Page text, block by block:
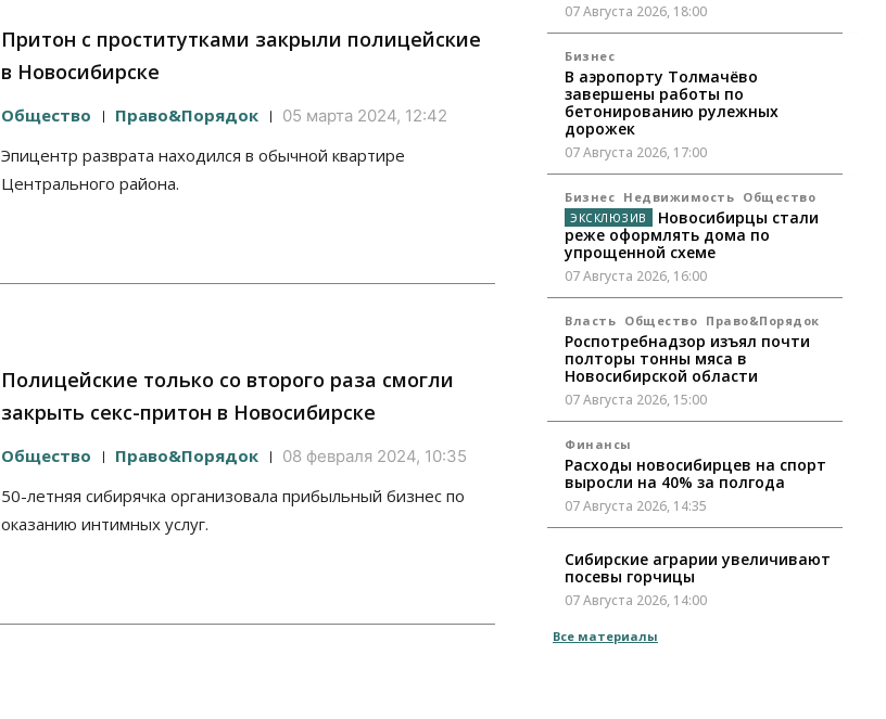
Притон с проститутками закрыли полицейские
в Новосибирске
Общество Право&Порядок 05 марта 2024, 12:42
Эпицентр разврата находился в обычной квартире
Центрального района.
Полицейские только со второго раза смогли
закрыть секс-притон в Новосибирске
Общество Право&Порядок 08 февраля 2024, 10:35
50-летняя сибирячка организовала прибыльный бизнес по
оказанию интимных услуг.
07 Августа 2026, 18:00
Бизнес
В аэропорту Толмачёво
завершены работы по
бетонированию рулежных
дорожек
07 Августа 2026, 17:00
Бизнес Недвижимость Общество
Новосибирцы стали
реже оформлять дома по
упрощенной схеме
07 Августа 2026, 16:00
Власть Общество Право&Порядок
Роспотребнадзор изъял почти
полторы тонны мяса в
Новосибирской области
07 Августа 2026, 15:00
Финансы
Расходы новосибирцев на спорт
выросли на 40% за полгода
07 Августа 2026, 14:35
Сибирские аграрии увеличивают
посевы горчицы
07 Августа 2026, 14:00
Власть
Все материалы